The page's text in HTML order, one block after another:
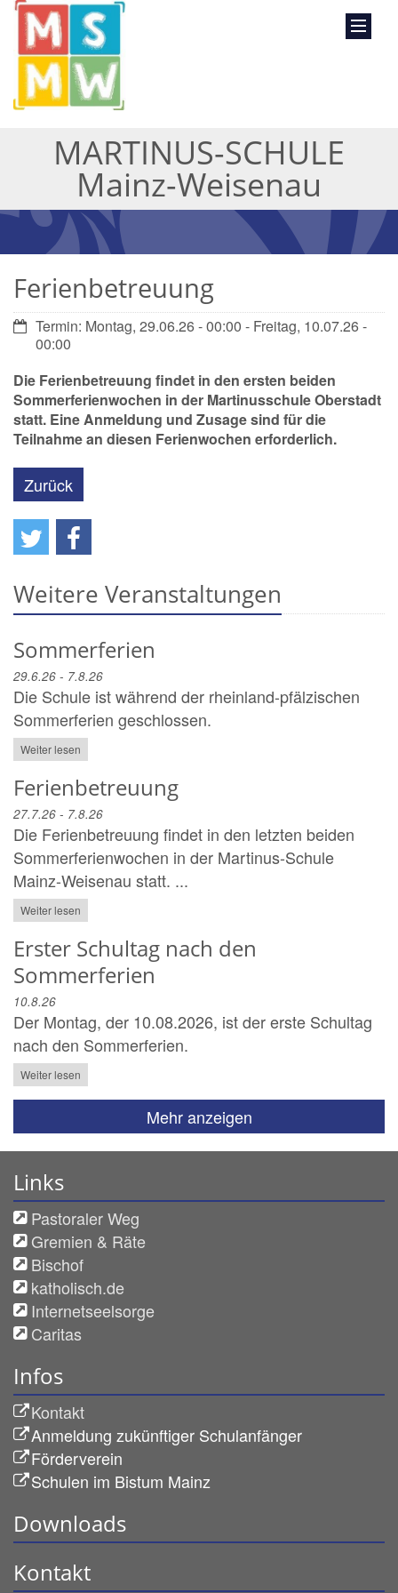
MARTINUS-SCHULE
Mainz-Weisenau
Ferienbetreuung
Datum:Termin: Montag, 29.06.26 - 00:00 - Freitag, 10.07.26 -
00:00
Die Ferienbetreuung findet in den ersten beiden
Sommerferienwochen in der Martinusschule Oberstadt
statt. Eine Anmeldung und Zusage sind für die
Teilnahme an diesen Ferienwochen erforderlich.
Zurück
Weitere Veranstaltungen
Sommerferien
29.6.26 - 7.8.26
Die Schule ist während der rheinland-pfälzischen
Sommerferien geschlossen.
Weiter lesen
Ferienbetreuung
27.7.26 - 7.8.26
Die Ferienbetreuung findet in den letzten beiden
Sommerferienwochen in der Martinus-Schule
Mainz-Weisenau statt. ...
Weiter lesen
Erster Schultag nach den
Sommerferien
10.8.26
Der Montag, der 10.08.2026, ist der erste Schultag
nach den Sommerferien.
Weiter lesen
Mehr anzeigen
Links
Pastoraler Weg
Gremien & Räte
Bischof
katholisch.de
Internetseelsorge
Caritas
Infos
Kontakt
Anmeldung zukünftiger Schulanfänger
Förderverein
Schulen im Bistum Mainz
Downloads
Kontakt